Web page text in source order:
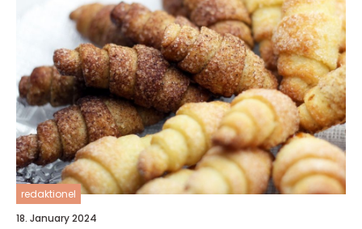
redaktionel
18. January 2024